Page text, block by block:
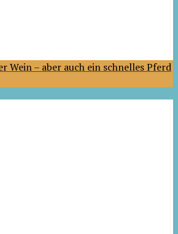
Wein – aber auch ein schnelles Pferd